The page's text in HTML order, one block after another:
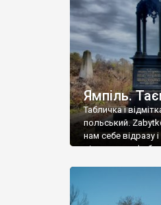
Ямпіль.
Табличка і
польський.
нам себе відразу
віднести до
виявилося
абсолютну
оманливим – […]